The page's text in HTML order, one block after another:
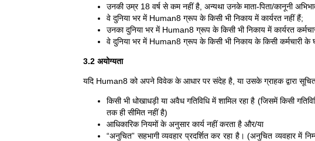
उनकी उम्र 18 वर्ष से कम नहीं है, अन्यथा उनके माता-पिता/कानूनी
वे दुनिया भर में Human8 ग्रूप के किसी भी निकाय में कार्यरत नहीं हैं;
उनका दुनिया भर में Human8 ग्रूप के किसी भी निकाय में कार्यरत
वे दुनिया भर में Human8 ग्रूप के किसी भी निकाय के किसी कर्मचारी के
3.2 अयोग्यता
यदि Human8 को अपने विवेक के आधार पर संदेह है, या उसके ग्राहक द्वारा सूचित
किसी भी धोखाधड़ी या अवैध गतिविधि में शामिल रहा है (जिसमें किसी
तक ही सीमित नहीं है)
आधिकारिक नियमों के अनुसार कार्य नहीं करता है और/या
“अनुचित” सहभागी व्यवहार प्रदर्शित कर रहा है। (अनुचित व्यवहार में